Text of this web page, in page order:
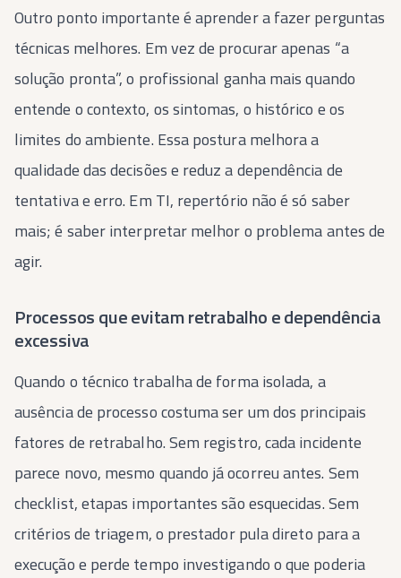
Outro ponto importante é aprender a fazer perguntas
técnicas melhores. Em vez de procurar apenas “a
solução pronta”, o profissional ganha mais quando
entende o contexto, os sintomas, o histórico e os
limites do ambiente. Essa postura melhora a
qualidade das decisões e reduz a dependência de
tentativa e erro. Em TI, repertório não é só saber
mais; é saber interpretar melhor o problema antes de
agir.
Processos que evitam retrabalho e dependência
excessiva
Quando o técnico trabalha de forma isolada, a
ausência de processo costuma ser um dos principais
fatores de retrabalho. Sem registro, cada incidente
parece novo, mesmo quando já ocorreu antes. Sem
checklist, etapas importantes são esquecidas. Sem
critérios de triagem, o prestador pula direto para a
execução e perde tempo investigando o que poderia